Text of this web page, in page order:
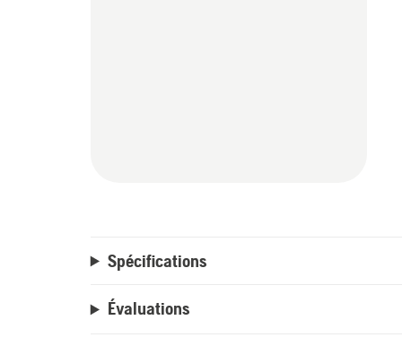
Spécifications
Évaluations